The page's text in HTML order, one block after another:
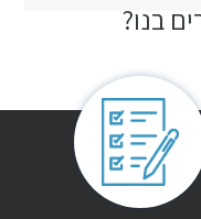
יובל”
בנו?